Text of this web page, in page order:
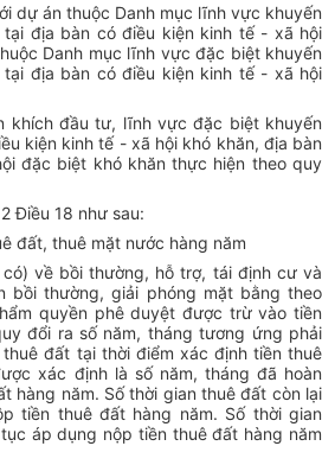
dự án thuộc Danh mục lĩnh vực khuyến
địa bàn có điều kiện kinh tế - xã hội
Danh mục lĩnh vực đặc biệt khuyến
địa bàn có điều kiện kinh tế - xã hội
khích đầu tư, lĩnh vực đặc biệt khuyến
kiện kinh tế - xã hội khó khăn, địa bàn
đặc biệt khó khăn thực hiện theo quy
Điều 18 như sau:
đất, thuê mặt nước hàng năm
về bồi thường, hỗ trợ, tái định cư và
bồi thường, giải phóng mặt bằng theo
quyền phê duyệt được trừ vào tiền
đổi ra số năm, tháng tương ứng phải
đất tại thời điểm xác định tiền thuê
xác định là số năm, tháng đã hoàn
hàng năm. Số thời gian thuê đất còn lại
tiền thuê đất hàng năm. Số thời gian
áp dụng nộp tiền thuê đất hàng năm